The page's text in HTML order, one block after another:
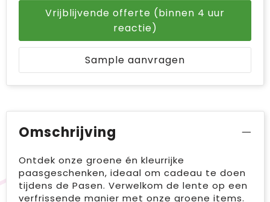
Vrijblijvende offerte (binnen 4 uur
reactie)
Sample aanvragen
Omschrijving
Ontdek onze groene én kleurrijke
paasgeschenken, ideaal om cadeau te doen
tijdens de Pasen. Verwelkom de lente op een
verfrissende manier met onze groene items.